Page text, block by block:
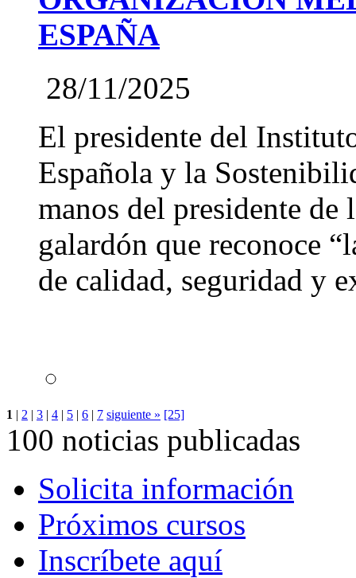
ESPAÑA
28/11/2025
El presidente del
Española y la
manos del presidente de
galardón que reconoce
de calidad, seguridad y
1 | 2 | 3 | 4 | 5 | 6 | 7 siguiente » [25]
100 noticias publicadas
Solicita información
Próximos cursos
Inscríbete aquí